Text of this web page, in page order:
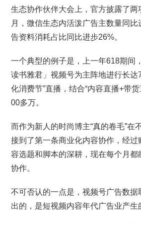
生态协作伙伴大会上，官方披露了两
月，微信生态内活泼广告主数量同
告资料消耗占比同比进步26%。
一个典型的例子是，上一年618期间
读书雅君」视频号为主阵地进行长达
化消费节”直播，结合“内容直播+带
00多万。
而作为新人的时尚博主“真的卷毛”在
接到了第一条商业化内容协作，经过
容选题和脚本的深耕，现在每个月都
协作。
不可否认的一点是，视频号广告数据
出的，是短视频内容年代广告业产生